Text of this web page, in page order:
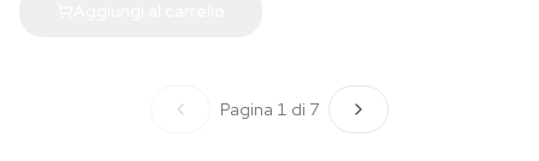
Pagina 1 di 7